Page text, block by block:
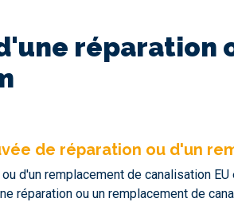
réparation
de réparation ou d'un
d'un remplacement de canalisation
réparation ou un remplacement de